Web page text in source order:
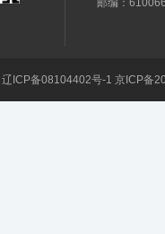
邮编：
辽ICP备08104402号-1 京ICP备